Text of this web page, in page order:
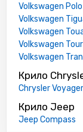
Volkswagen Polo
Volkswagen
Volkswagen
Volkswagen
Volkswagen
Крило
Chrysler Voyager
Крило Jeep
Jeep Compass